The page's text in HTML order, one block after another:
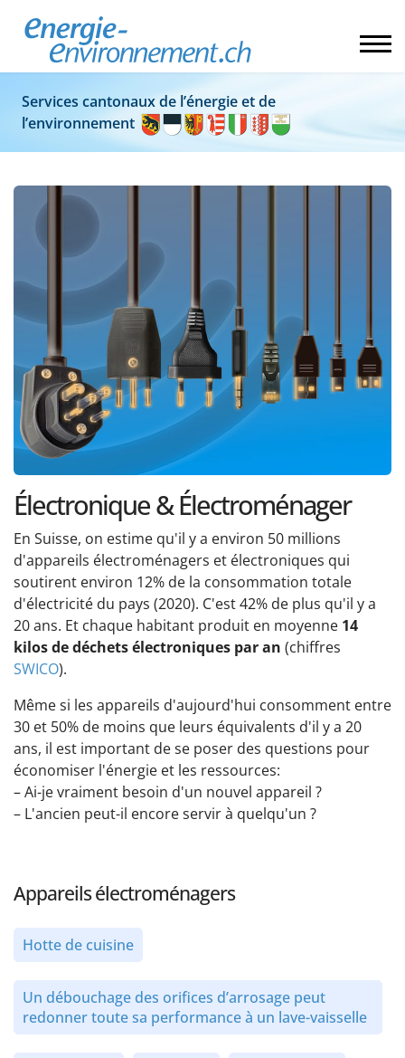
Services cantonaux de l’énergie et de
l’environnement
Électronique & Électroménager
En Suisse, on estime qu'il y a environ 50 millions
d'appareils électroménagers et électroniques qui
soutirent environ 12% de la consommation totale
d'électricité du pays (2020). C'est 42% de plus qu'il y a
20 ans. Et chaque habitant produit en moyenne 14
kilos de déchets électroniques par an (chiffres
SWICO).
Même si les appareils d'aujourd'hui consomment entre
30 et 50% de moins que leurs équivalents d'il y a 20
ans, il est important de se poser des questions pour
économiser l'énergie et les ressources:
– Ai-je vraiment besoin d'un nouvel appareil ?
– L'ancien peut-il encore servir à quelqu'un ?
Appareils électroménagers
Hotte de cuisine
Un débouchage des orifices d’arrosage peut
redonner toute sa performance à un lave-vaisselle